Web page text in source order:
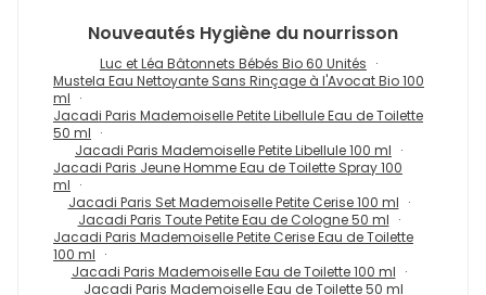
Nouveautés Hygiène du nourrisson
Luc et Léa Bâtonnets Bébés Bio 60 Unités
Mustela Eau Nettoyante Sans Rinçage à l'Avocat Bio 100
ml
Jacadi Paris Mademoiselle Petite Libellule Eau de Toilette
50 ml
Jacadi Paris Mademoiselle Petite Libellule 100 ml
Jacadi Paris Jeune Homme Eau de Toilette Spray 100
ml
Jacadi Paris Set Mademoiselle Petite Cerise 100 ml
Jacadi Paris Toute Petite Eau de Cologne 50 ml
Jacadi Paris Mademoiselle Petite Cerise Eau de Toilette
100 ml
Jacadi Paris Mademoiselle Eau de Toilette 100 ml
Jacadi Paris Mademoiselle Eau de Toilette 50 ml